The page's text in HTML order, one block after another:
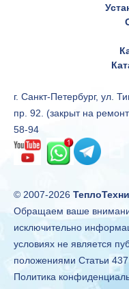
г. Санкт-Петербург, ул.
пр. 92. (закрыт на
58-94
© 2007-2026
Обращаем ваше
исключительно
условиях не является
положениями Статьи
Политика